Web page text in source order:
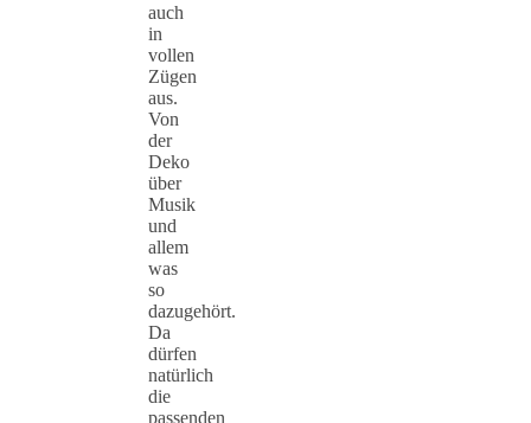
auch
in
vollen
Zügen
aus.
Von
der
Deko
über
Musik
und
allem
was
so
dazugehört.
Da
dürfen
natürlich
die
passenden